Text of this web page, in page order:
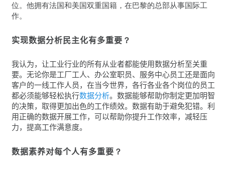
位。他拥有法国和美国双重国籍，在巴黎的总部从事国际工
作。
实现数据分析民主化有多重要 ？
我认为，让工业行业的所有从业者都能使用数据分析至关重
要。无论你是工厂工人、办公室职员、服务中心员工还是面向
客户的一线工作人员，在当今世界，各行各业各个岗位的员工
都必须能够轻松执行数据分析。数据能够帮助你制定更加明智
的决策，取得更加出色的工作绩效。数据有助于避免犯错。利
用正确的数据开展工作，可以帮助你提升工作效率，减轻压
力，提高工作满意度。
数据素养对每个人有多重要 ？